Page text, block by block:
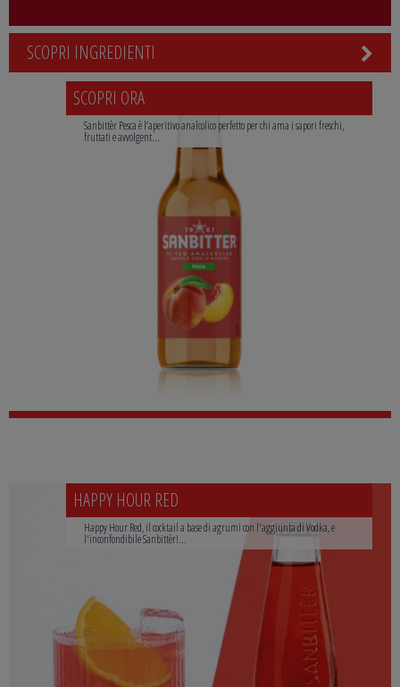
SCOPRI INGREDIENTI
SCOPRI ORA
Sanbittèr Pesca è l’aperitivo analcolico perfetto per chi ama i sapori freschi,
fruttati e avvolgent...
HAPPY HOUR RED
Happy Hour Red, il cocktail a base di agrumi con l'aggiunta di Vodka, e
l'inconfondibile Sanbittèr!...